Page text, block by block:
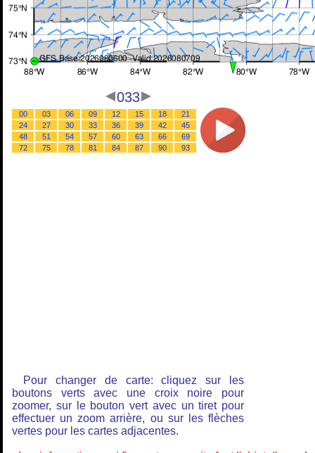
033
00 03 06 09 12 15 18
21
24
27 30 33 36 39 42
45
48
51 54 57 60 63 66
69
72
75 78 81 84 87 90 93
Pour changer de carte: cliquez sur les
boutons verts avec une croix noire pour
zoomer, sur le bouton vert avec un tiret pour
effectuer un zoom arrière, ou sur les flèches
vertes pour les cartes adjacentes.